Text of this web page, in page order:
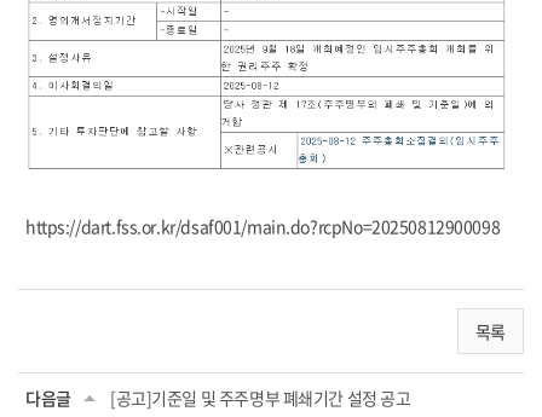
https://dart.fss.or.kr/dsaf001/main.do?rcpNo=20250812900098
목록
다음글 [공고]기준일 및 주주명부 폐쇄기간 설정 공고